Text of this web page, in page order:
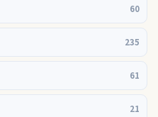
60
235
61
21